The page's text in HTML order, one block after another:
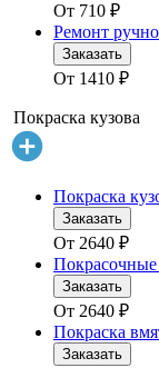
От 710 ₽
Ремонт
Заказать
От 1410 ₽
Покраска кузова
Покраска
Заказать
От 2640 ₽
Заказать
От 2640 ₽
Покраска
Заказать